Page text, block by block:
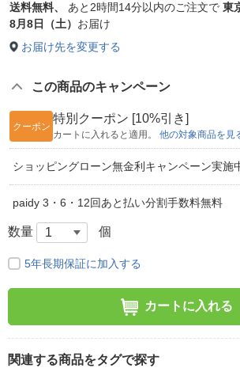
送料無料、 あと 2時間14分以内のご注文で 東
8月8日（土） お届け
お届け先を変更する
この商品のキャンペーン
クーポン
特別クーポン [10%引き]
カートに入れると適用。 他の対象商品を見
ショッピングローン無金利キャンペーン実施
paidy 3・6・12回あと払い分割手数料無料
数量 個
5年長期保証に加入する
カートに入れる
関連する商品をタグで探す